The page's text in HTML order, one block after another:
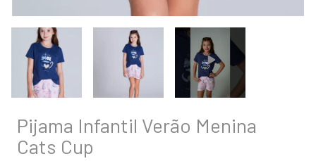
Pijama Infantil Verão Menina
Cats Cup